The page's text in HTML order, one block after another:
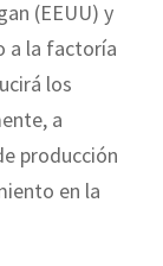
(EEUU) y
a la factoría
los
a
producción
en la